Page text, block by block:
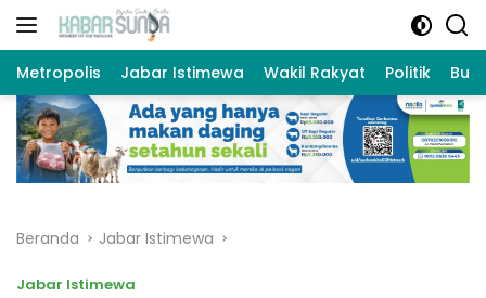
Langsung
Metropolis Jabar Istimewa Wakil Rakyat Politik
Beranda Jabar Istimewa
Jabar Istimewa